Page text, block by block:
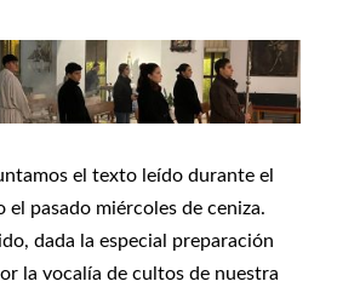
el texto leído durante el
el pasado miércoles de ceniza.
dada la especial preparación
la vocalía de cultos de nuestra